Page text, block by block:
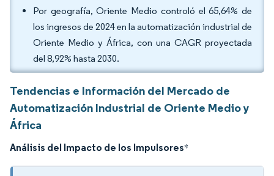
Por geografía, Oriente Medio controló el 65,64% de
los ingresos de 2024 en la automatización industrial de
Oriente Medio y África, con una CAGR proyectada
del 8,92% hasta 2030.
Tendencias e Información del Mercado de
Automatización Industrial de Oriente Medio y
África
Análisis del Impacto de los Impulsores*